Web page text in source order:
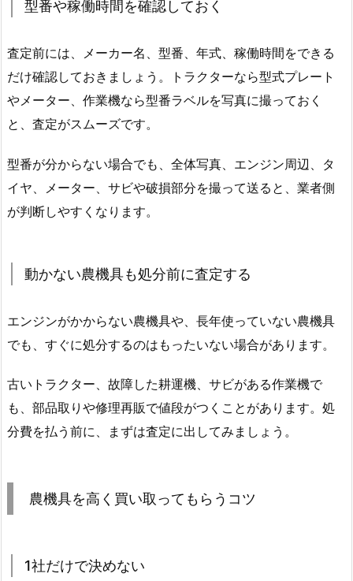
型番や稼働時間を確認しておく
査定前には、メーカー名、型番、年式、稼働時間をできる
だけ確認しておきましょう。トラクターなら型式プレート
やメーター、作業機なら型番ラベルを写真に撮っておく
と、査定がスムーズです。
型番が分からない場合でも、全体写真、エンジン周辺、タ
イヤ、メーター、サビや破損部分を撮って送ると、業者側
が判断しやすくなります。
動かない農機具も処分前に査定する
エンジンがかからない農機具や、長年使っていない農機具
でも、すぐに処分するのはもったいない場合があります。
古いトラクター、故障した耕運機、サビがある作業機で
も、部品取りや修理再販で値段がつくことがあります。処
分費を払う前に、まずは査定に出してみましょう。
農機具を高く買い取ってもらうコツ
1社だけで決めない